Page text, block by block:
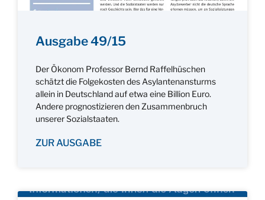
Ausgabe 49/15
Der Ökonom Professor Bernd Raffelhüschen
schätzt die Folgekosten des Asylantenansturms
allein in Deutschland auf etwa eine Billion Euro.
Andere prognostizieren den Zusammenbruch
unserer Sozialstaaten.
ZUR AUSGABE